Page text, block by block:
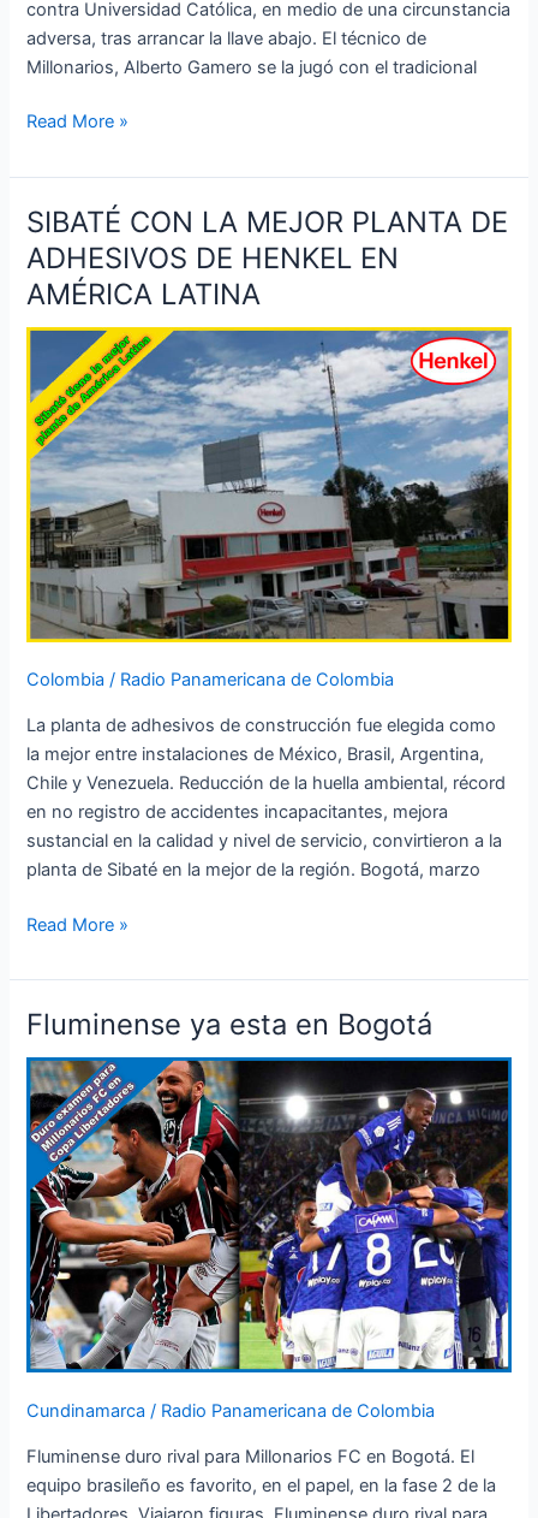
contra Universidad Católica, en medio de una circunstancia
adversa, tras arrancar la llave abajo. El técnico de
Millonarios, Alberto Gamero se la jugó con el tradicional
Read More »
SIBATÉ CON LA MEJOR PLANTA DE
ADHESIVOS DE HENKEL EN
AMÉRICA LATINA
Colombia / Radio Panamericana de Colombia
La planta de adhesivos de construcción fue elegida como
la mejor entre instalaciones de México, Brasil, Argentina,
Chile y Venezuela. Reducción de la huella ambiental, récord
en no registro de accidentes incapacitantes, mejora
sustancial en la calidad y nivel de servicio, convirtieron a la
planta de Sibaté en la mejor de la región. Bogotá, marzo
SIBATÉ
CON
LA
MEJOR
PLANTA
ADHESIVOS
DE
HENKEL
EN
AMÉRICA
LATINA
Read More »
Fluminense ya esta en Bogotá
Cundinamarca / Radio Panamericana de Colombia
Fluminense duro rival para Millonarios FC en Bogotá. El
equipo brasileño es favorito, en el papel, en la fase 2 de la
Fluminense
esta
en
Bogotá